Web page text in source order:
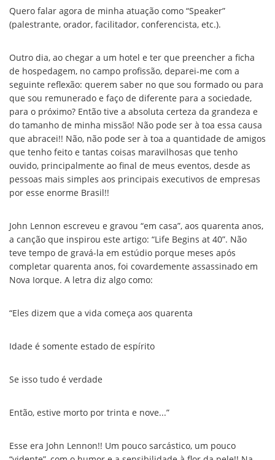
Quero falar agora de minha atuação como “Speaker”
(palestrante, orador, facilitador, conferencista, etc.).
Outro dia, ao chegar a um hotel e ter que preencher a ficha
de hospedagem, no campo profissão, deparei-me com a
seguinte reflexão: querem saber no que sou formado ou para
que sou remunerado e faço de diferente para a sociedade,
para o próximo? Então tive a absoluta certeza da grandeza e
do tamanho de minha missão! Não pode ser à toa essa causa
que abracei!! Não, não pode ser à toa a quantidade de amigos
que tenho feito e tantas coisas maravilhosas que tenho
ouvido, principalmente ao final de meus eventos, desde as
pessoas mais simples aos principais executivos de empresas
por esse enorme Brasil!!
John Lennon escreveu e gravou “em casa”, aos quarenta anos,
a canção que inspirou este artigo: “Life Begins at 40”. Não
teve tempo de gravá-la em estúdio porque meses após
completar quarenta anos, foi covardemente assassinado em
Nova Iorque. A letra diz algo como:
“Eles dizem que a vida começa aos quarenta
Idade é somente estado de espírito
Se isso tudo é verdade
Então, estive morto por trinta e nove...”
Esse era John Lennon!! Um pouco sarcástico, um pouco